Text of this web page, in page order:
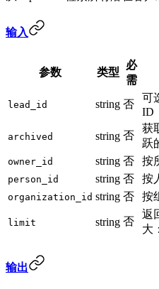
输入
参数 类型
必
需
lead_id string 否
可
ID
archived string 否
获
跃
owner_id string 否 按
person_id string 否 按
organization_id string 否 按
limit string 否
返
大
输出